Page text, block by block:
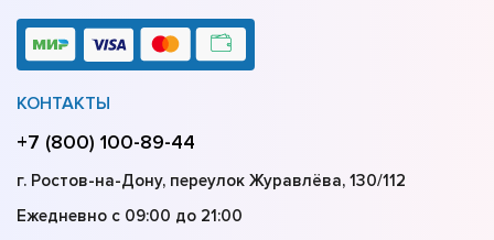
КОНТАКТЫ
+7 (800) 100-89-44
г. Ростов-на-Дону, переулок Журавлёва, 130/112
Ежедневно с 09:00 до 21:00